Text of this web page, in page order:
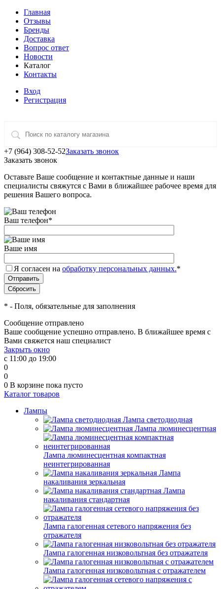
Главная
Отзывы
Бренды
Доставка
Вопрос ответ
Новости
Каталог
Контакты
Вход
Регистрация
+7 (964) 308-52-52Заказать звонок
Заказать звонок
Оставьте Ваше сообщение и контактные данные и наши
специалисты свяжутся с Вами в ближайшее рабочее время для
решения Вашего вопроса.
Ваш телефон*
Ваше имя
Я согласен на обработку персональных данных.*
* - Поля, обязательные для заполнения
Сообщение отправлено
Ваше сообщение успешно отправлено. В ближайшее время с
Вами свяжется наш специалист
Закрыть окно
с 11:00 до 19:00
0
0
0 В корзине пока пусто
Каталог товаров
Лампы
Лампа светодиодная
Лампа люминесцентная
Лампа люминесцентная компактная
неинтегрированная
Лампа
накаливания зеркальная
Лампа
накаливания стандартная
Лампа галогенная сетевого напряжения без
отражателя
Лампа галогенная низковольтная без отражателя
Лампа галогенная низковольтная с отражателем